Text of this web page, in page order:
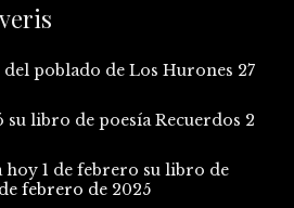
poblado de Los Hurones 27
libro de poesía Recuerdos 2
hoy 1 de febrero su libro de
febrero de 2025